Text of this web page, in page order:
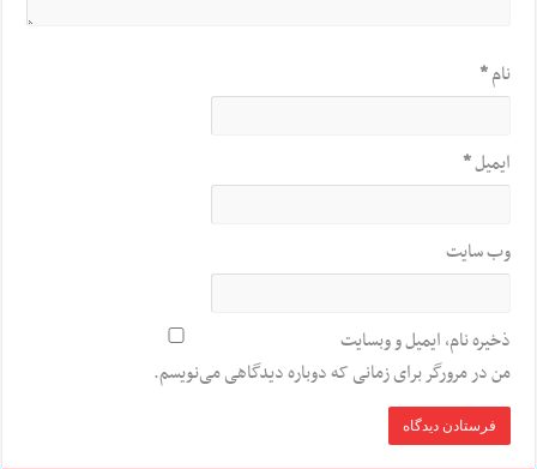
نام*
ایمیل*
وب‌ سایت
ذخیره نام، ایمیل و وبسایت
من در مرورگر برای زمانی که دوباره دیدگاهی می‌نویسم.